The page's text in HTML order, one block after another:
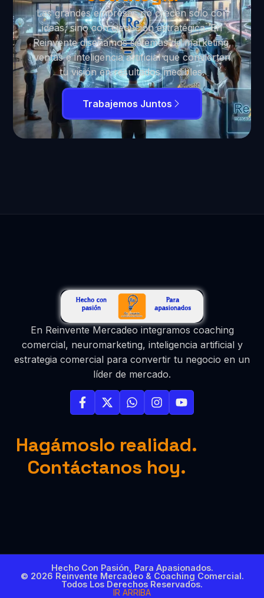
Las grandes empresas no crecen solo con
ideas, sino con ejecución estratégica. En
Reinvente diseñamos sistemas de marketing,
ventas e inteligencia artificial que convierten
tu visión en resultados medibles.
Trabajemos Juntos
En Reinvente Mercadeo integramos coaching
comercial, neuromarketing, inteligencia artificial y
estrategia comercial para convertir tu negocio en un
líder de mercado.
Hagámoslo realidad.
Contáctanos hoy.
Hecho Con Pasión, Para Apasionados.
© 2026 Reinvente Mercadeo & Coaching Comercial.
Todos Los Derechos Reservados.
IR ARRIBA